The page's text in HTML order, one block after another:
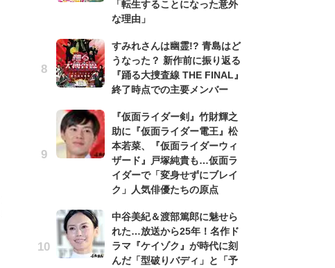
「転生することになった意外
な理由」
すみれさんは幽霊!? 青島はど
うなった？ 新作前に振り返る
『踊る大捜査線 THE FINAL』
終了時点での主要メンバー
『仮面ライダー剣』竹財輝之
助に『仮面ライダー電王』松
本若菜、『仮面ライダーウィ
ザード』戸塚純貴も…仮面ラ
イダーで「変身せずにブレイ
ク」人気俳優たちの原点
中谷美紀＆渡部篤郎に魅せら
れた…放送から25年！名作ド
ラマ『ケイゾク』が時代に刻
んだ「型破りバディ」と「予